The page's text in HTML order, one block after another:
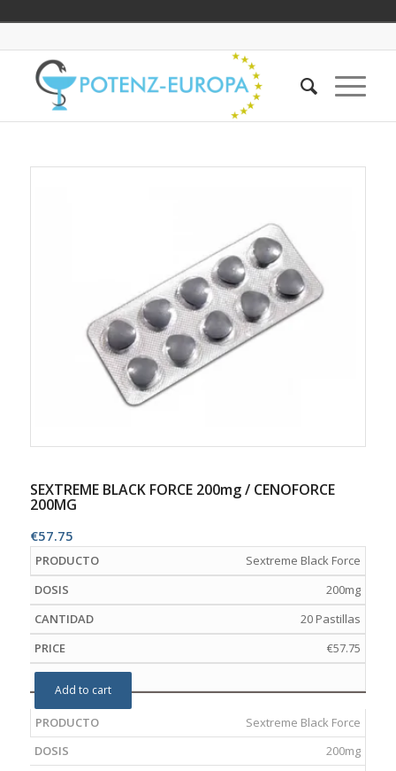
SEXTREME BLACK FORCE 200mg / CENOFORCE
200MG
€57.75
Sextreme Black Force
200mg
20 Pastillas
€57.75
Add to cart
Sextreme Black Force
200mg